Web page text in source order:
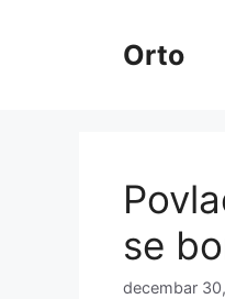
Orto
se
decembar